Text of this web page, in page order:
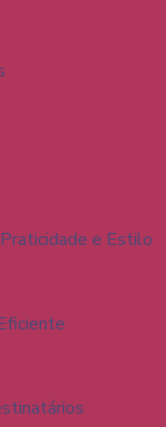
e Estilo